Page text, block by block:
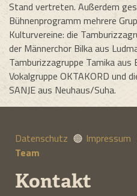
Stand vertreten. Außerdem
Bühnenprogramm mehrere
Kulturvereine: die
der Männerchor Bilka aus
Tamburizzagruppe Tamika aus
Vokalgruppe OKTAKORD und
SANJE aus Neuhaus/Suha.
Datenschutz Impressum
Team
Kontakt